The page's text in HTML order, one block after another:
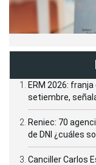
ERM 2026:
setiembre,
Reniec: 70
de DNI ¿cuáles
Canciller Carlos